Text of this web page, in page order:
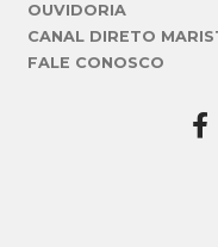
OUVIDORIA
CANAL DIRETO
FALE CONOSCO